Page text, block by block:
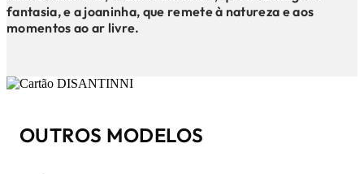
fantasia, e a joaninha, que remete à natureza e aos
momentos ao ar livre.
OUTROS MODELOS